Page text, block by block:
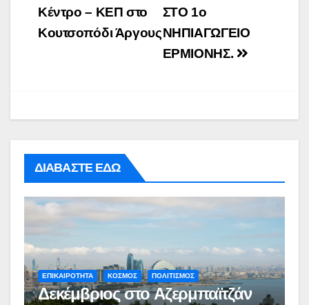
ΣΤΟ 1ο
ΝΗΠΙΑΓΩΓΕΙΟ
ΕΡΜΙΟΝΗΣ.
Κέντρο – ΚΕΠ στο
Κουτσοπόδι Άργους
ΔΙΑΒΑΣΤΕ ΕΔΩ
ΕΠΙΚΑΙΡΟΤΗΤΑ ΚΟΣΜΟΣ ΠΟΛΙΤΙΣΜΟΣ
Δεκέμβριος στο Αζερμπαϊτζάν